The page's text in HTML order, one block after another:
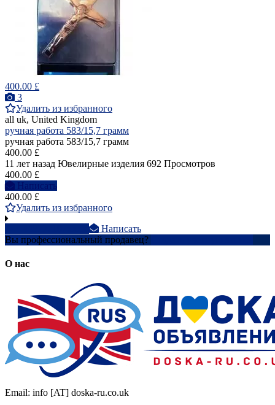
400.00 £
3
Удалить из избранного
all uk, United Kingdom
ручная работа 583/15,7 грамм
ручная работа 583/15,7 грамм
400.00 £
11 лет назад Ювелирные изделия 692 Просмотров
400.00 £
Написать
400.00 £
Удалить из избранного
Написать
Вы профессиональный продавец?
О нас
Email: info [AT] doska-ru.co.uk